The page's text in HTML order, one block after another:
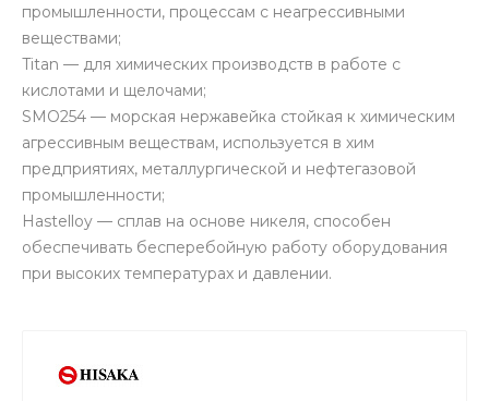
промышленности, процессам с неагрессивными
веществами;
Titan — для химических производств в работе с
кислотами и щелочами;
SMO254 — морская нержавейка стойкая к химическим
агрессивным веществам, используется в хим
предприятиях, металлургической и нефтегазовой
промышленности;
Hastelloy — сплав на основе никеля, способен
обеспечивать бесперебойную работу оборудования
при высоких температурах и давлении.